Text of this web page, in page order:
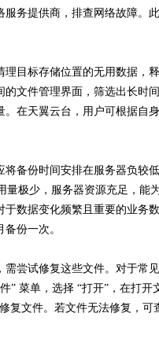
务提供商，排查网络故障。
目标存储位置的无用数据，
文件管理界面，筛选出长时
在天翼云台，用户可根据自
备份时间安排在服务器负较
量极少，服务器资源充足，
数据变化频繁且重要的业务
份一次。
尝试修复这些文件。对于常
” 菜单，选择 “打开”，在打
复文件。若文件无法修复，